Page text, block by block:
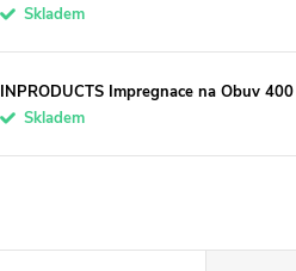
Skladem
INPRODUCTS Impregnace na Obuv
Skladem